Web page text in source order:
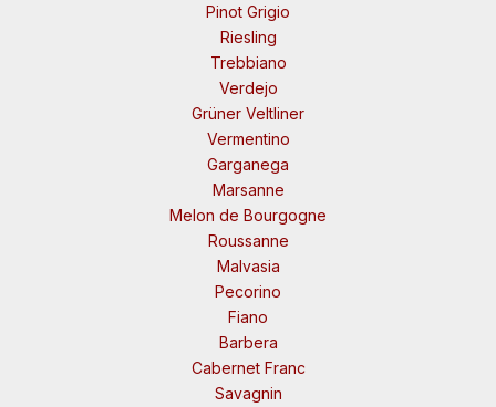
Pinot Grigio
Riesling
Trebbiano
Verdejo
Grüner Veltliner
Vermentino
Garganega
Marsanne
Melon de Bourgogne
Roussanne
Malvasia
Pecorino
Fiano
Barbera
Cabernet Franc
Savagnin